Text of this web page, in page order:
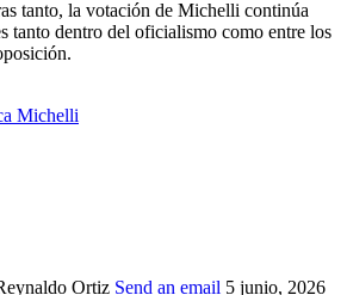
tanto, la votación de Michelli continúa
tanto dentro del oficialismo como entre los
Michelli
Ortiz Send an email 5 junio, 2026